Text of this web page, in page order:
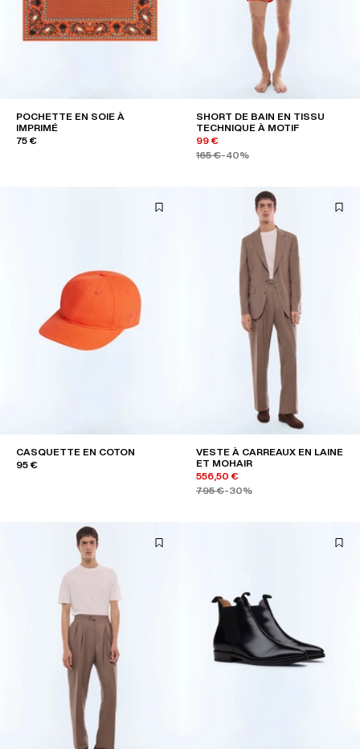
POCHETTE EN SOIE À
IMPRIMÉ
75 €
SHORT DE BAIN EN TISSU
TECHNIQUE À MOTIF
99 €
165 €-40%
CASQUETTE EN COTON
95 €
VESTE À CARREAUX EN LAINE
ET MOHAIR
556,50 €
795 €-30%